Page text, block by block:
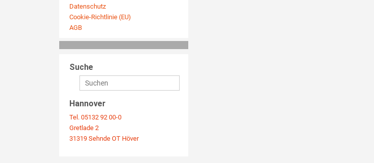
Datenschutz
Cookie-Richtlinie (EU)
AGB
Suche
Hannover
Tel. 05132 92 00-0
Gretlade 2
31319 Sehnde OT Höver